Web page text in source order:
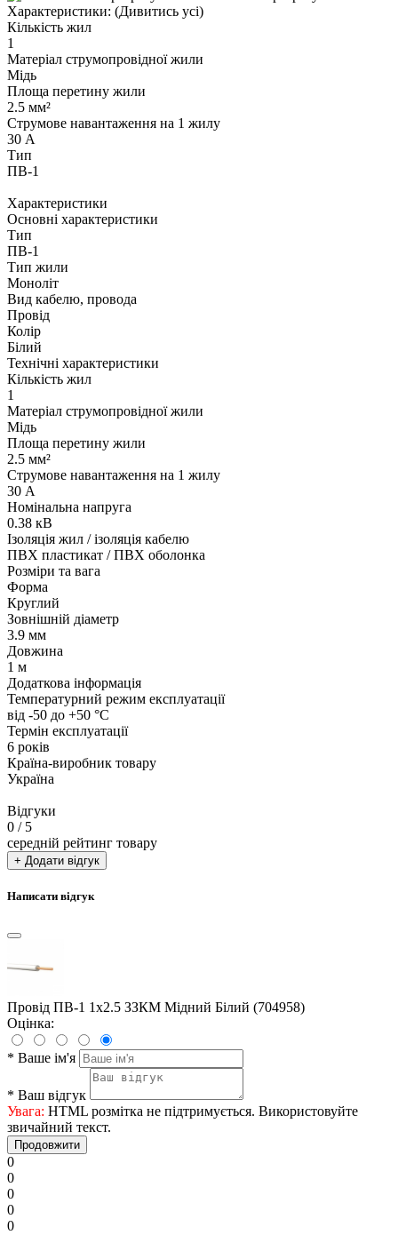
Характеристики: (Дивитись усі)
Кількість жил
1
Матеріал струмопровідної жили
Мідь
Площа перетину жили
2.5 мм²
Струмове навантаження на 1 жилу
30 А
Тип
ПВ-1
Характеристики
Основні характеристики
Тип
ПВ-1
Тип жили
Моноліт
Вид кабелю, провода
Провід
Колір
Білий
Технічні характеристики
Кількість жил
1
Матеріал струмопровідної жили
Мідь
Площа перетину жили
2.5 мм²
Струмове навантаження на 1 жилу
30 А
Номінальна напруга
0.38 кВ
Ізоляція жил / ізоляція кабелю
ПВХ пластикат / ПВХ оболонка
Розміри та вага
Форма
Круглий
Зовнішній діаметр
3.9 мм
Довжина
1 м
Додаткова інформація
Температурний режим експлуатації
від -50 до +50 °С
Термін експлуатації
6 років
Країна-виробник товару
Україна
Відгуки
0 / 5
середній рейтинг товару
+ Додати відгук
Написати відгук
Провід ПВ-1 1x2.5 ЗЗКМ Мідний Білий (704958)
Оцінка:
* Ваше ім'я
* Ваш відгук
Увага: HTML розмітка не підтримується. Використовуйте
звичайний текст.
Продовжити
0
0
0
0
0